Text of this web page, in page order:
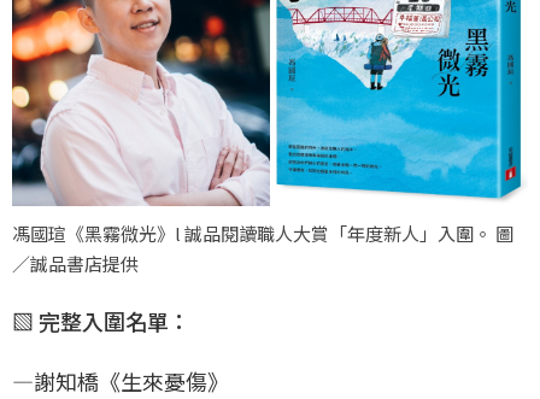
馮國瑄《黑霧微光》l 誠品閱讀職人大賞「年度新人」入圍。 圖
／誠品書店提供
▧ 完整入圍名單：
—謝知橋《生來憂傷》